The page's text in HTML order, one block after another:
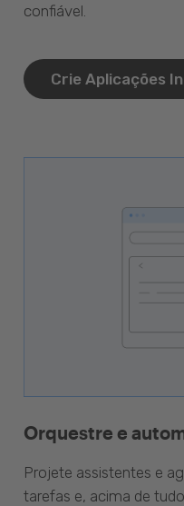
confiável.
Crie Aplicações
Orquestre e
Projete assistentes e
tarefas e, acima de